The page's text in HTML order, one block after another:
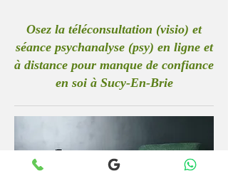
Osez la téléconsultation (visio) et
séance psychanalyse (psy) en ligne et
à distance pour manque de confiance
en soi à Sucy-En-Brie